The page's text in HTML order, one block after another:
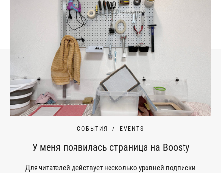
СОБЫТИЯ EVENTS
У меня появилась страница на Boosty
Для читателей действует несколько уровней подписки